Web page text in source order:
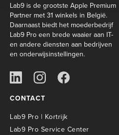
Lab9 is de grootste Apple Premium
Partner met 31 winkels in België.
Daarnaast biedt het moederbedrijf
Lab9 Pro een brede waaier aan IT-
en andere diensten aan bedrijven
en onderwijsinstellingen.
CONTACT
Lab9 Pro | Kortrijk
Lab9 Pro Service Center